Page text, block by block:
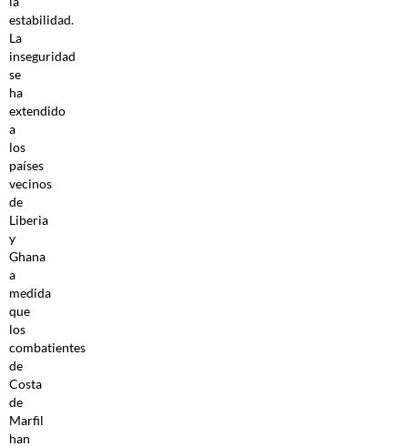
estabilidad.
La
inseguridad
se
ha
extendido
a
los
países
vecinos
de
Liberia
y
Ghana
a
medida
que
los
combatientes
de
Costa
de
Marfil
han